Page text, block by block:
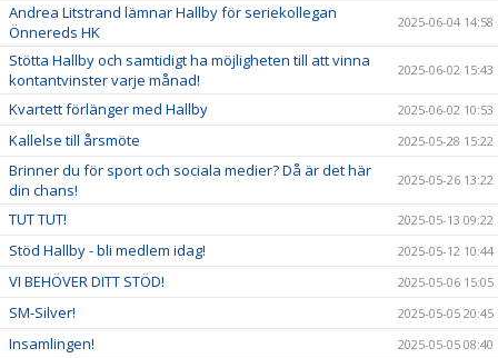
Andrea Litstrand lämnar Hallby för seriekollegan
Önnereds HK
2025-06-04 14:58
Stötta Hallby och samtidigt ha möjligheten till att vinna
kontantvinster varje månad!
2025-06-02 15:43
Kvartett förlänger med Hallby 2025-06-02 10:53
Kallelse till årsmöte 2025-05-28 15:22
Brinner du för sport och sociala medier? Då är det här
din chans!
2025-05-26 13:22
TUT TUT! 2025-05-13 09:22
Stöd Hallby - bli medlem idag! 2025-05-12 10:44
VI BEHÖVER DITT STÖD! 2025-05-06 15:05
SM-Silver! 2025-05-05 20:45
Insamlingen! 2025-05-05 08:40